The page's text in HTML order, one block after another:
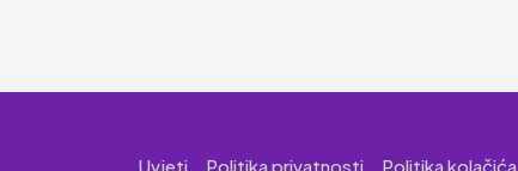
Uvjeti Politika privatnosti Politika kolačića